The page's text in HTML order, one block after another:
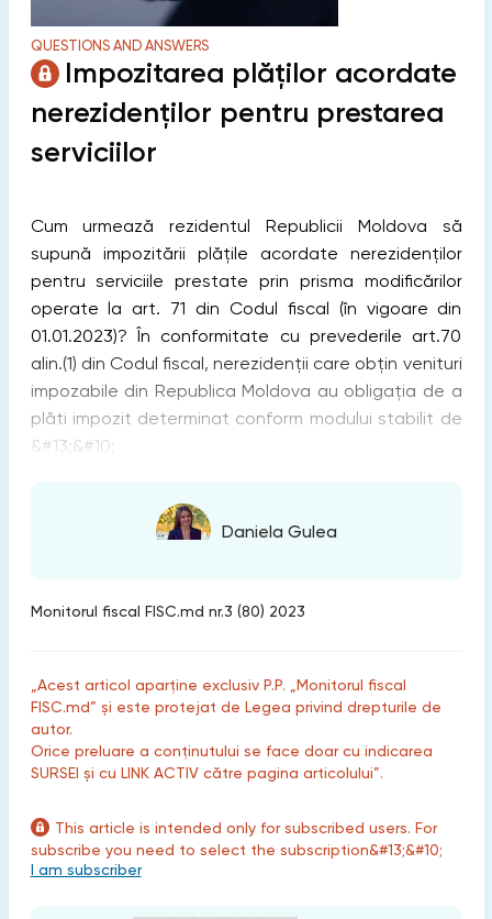
QUESTIONS AND ANSWERS
Impozitarea plăților acordate
nerezidenților pentru prestarea
serviciilor
Cum urmează rezidentul Republicii Moldova să
supună impozitării plățile acordate nerezidenților
pentru serviciile prestate prin prisma modificărilor
operate la art. 71 din Codul fiscal (în vigoare din
01.01.2023)? În conformitate cu prevederile art.70
alin.(1) din Codul fiscal, nerezidenţii care obţin venituri
impozabile din Republica Moldova au obligaţia de a
plăti impozit determinat conform modului stabilit de
&#13;&#10;
Daniela Gulea
Monitorul fiscal FISC.md nr.3 (80) 2023
„Acest articol aparține exclusiv P.P. „Monitorul fiscal
FISC.md” și este protejat de Legea privind drepturile de
autor.
Orice preluare a conținutului se face doar cu indicarea
SURSEI și cu LINK ACTIV către pagina articolului”.
This article is intended only for subscribed users. For
subscribe you need to select the subscription&#13;&#10;
I am subscriber